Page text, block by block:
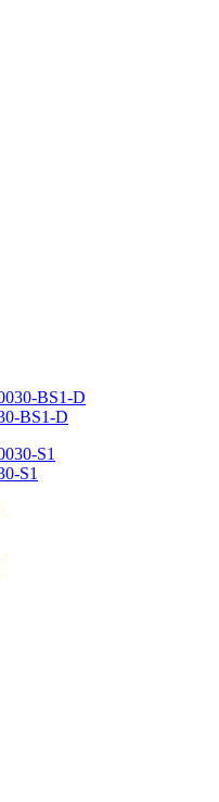
BS1-D
S1